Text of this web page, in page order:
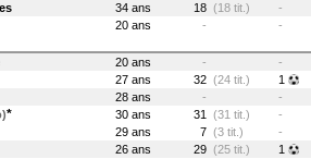
34 ans 18 (18 tit.)
-
20 ans -
-
20 ans -
-
27 ans 32 (24 tit.)
1
28 ans -
-
* 30 ans 31 (31 tit.)
-
29 ans 7 (3 tit.)
-
26 ans 29 (25 tit.)
1